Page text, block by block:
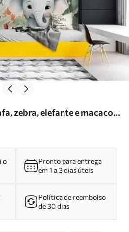
zebra, elefante e macaco
o
Pronto para entrega
em 1 a 3 dias úteis
Política de reembolso
de 30 dias